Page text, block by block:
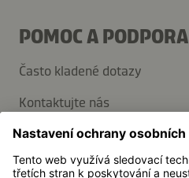
POMOC A PODPORA
Často kladené dotazy
Kontaktujte nás
Přihlaste se k odběru novinek
Média